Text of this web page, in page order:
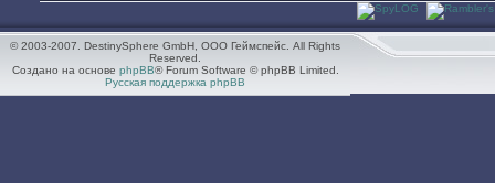
© 2003-2007. DestinySphere GmbH, ООО Геймспейс. All Rights
Reserved.
Создано на основе phpBB® Forum Software © phpBB Limited.
Русская поддержка phpBB